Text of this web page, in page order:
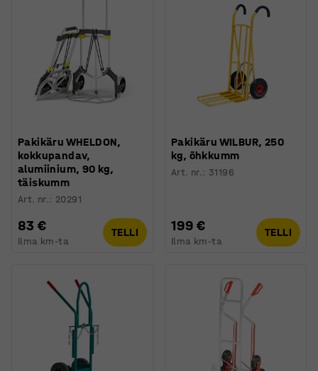
Pakikäru WHELDON,
kokkupandav,
alumiinium, 90 kg,
täiskumm
Art. nr.: 20291
83 €
Ilma km-ta
TELLI
Pakikäru WILBUR, 250
kg, õhkkumm
Art. nr.: 31196
199 €
Ilma km-ta
TELLI